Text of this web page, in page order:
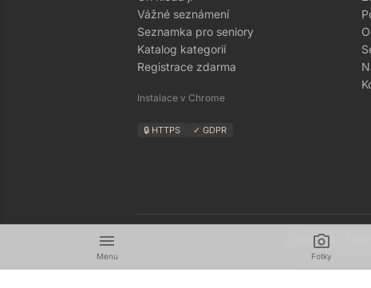
menu
Menu
camera_alt
Fotky
Vážné seznámení
Seznamka pro seniory
Katalog kategorií
Registrace zdarma
Instalace v Chrome
🔒 HTTPS ✓ GDPR
Seznamka